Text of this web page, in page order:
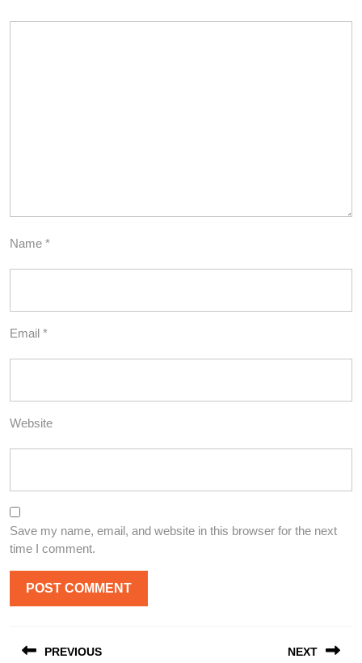
Name *
Email *
Website
Save my name, email, and website in this browser for the next
time I comment.
navigation
PREVIOUS NEXT